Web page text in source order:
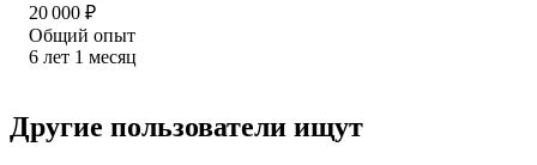
20 000 ₽
Общий опыт
6 лет 1 месяц
Другие пользователи ищут